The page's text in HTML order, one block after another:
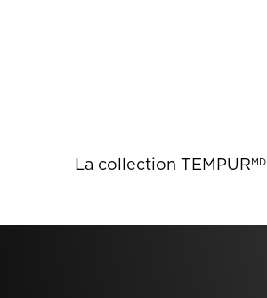
La collection TEMPURMD